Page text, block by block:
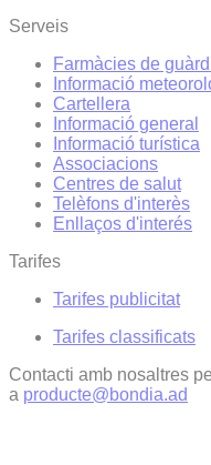
Serveis
Farmàcies de
Informació
Cartellera
Informació general
Informació turística
Associacions
Centres de salut
Telèfons d'interès
Enllaços d'interés
Tarifes
Tarifes publicitat
Tarifes classificats
Contacti amb nosaltres
a producte@bondia.ad